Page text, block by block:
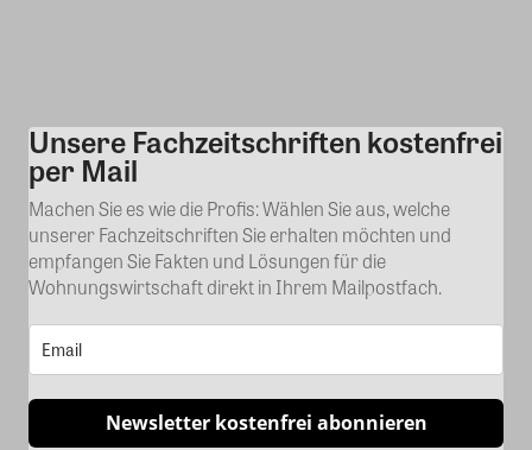
Kommentar
Unsere Fachzeitschriften kostenfrei
per Mail
Machen Sie es wie die Profis: Wählen Sie aus, welche
unserer Fachzeitschriften Sie erhalten möchten und
empfangen Sie Fakten und Lösungen für die
Wohnungswirtschaft direkt in Ihrem Mailpostfach.
Newsletter kostenfrei abonnieren